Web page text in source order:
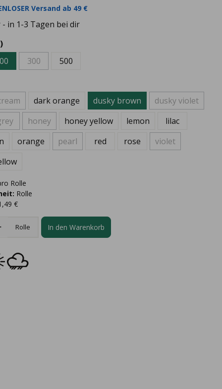
Versand ab 49 €
in 1-3 Tagen bei dir
300 500
dark orange dusky brown
dusky violet
honey honey yellow lemon
lilac
orange pearl red rose
violet
Rolle
Rolle
€
Rolle In den Warenkorb